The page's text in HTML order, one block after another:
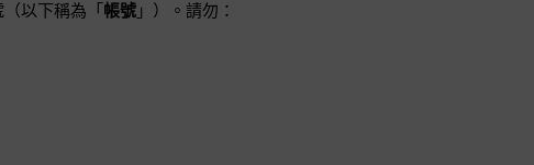
以下稱為「 帳號 」）。請勿：